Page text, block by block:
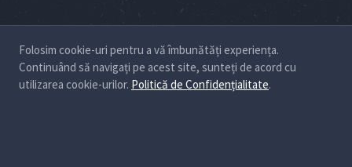
Folosim cookie-uri pentru a vă îmbunătăți experiența.
Continuând să navigați pe acest site, sunteți de acord cu
utilizarea cookie-urilor. Politică de Confidențialitate.